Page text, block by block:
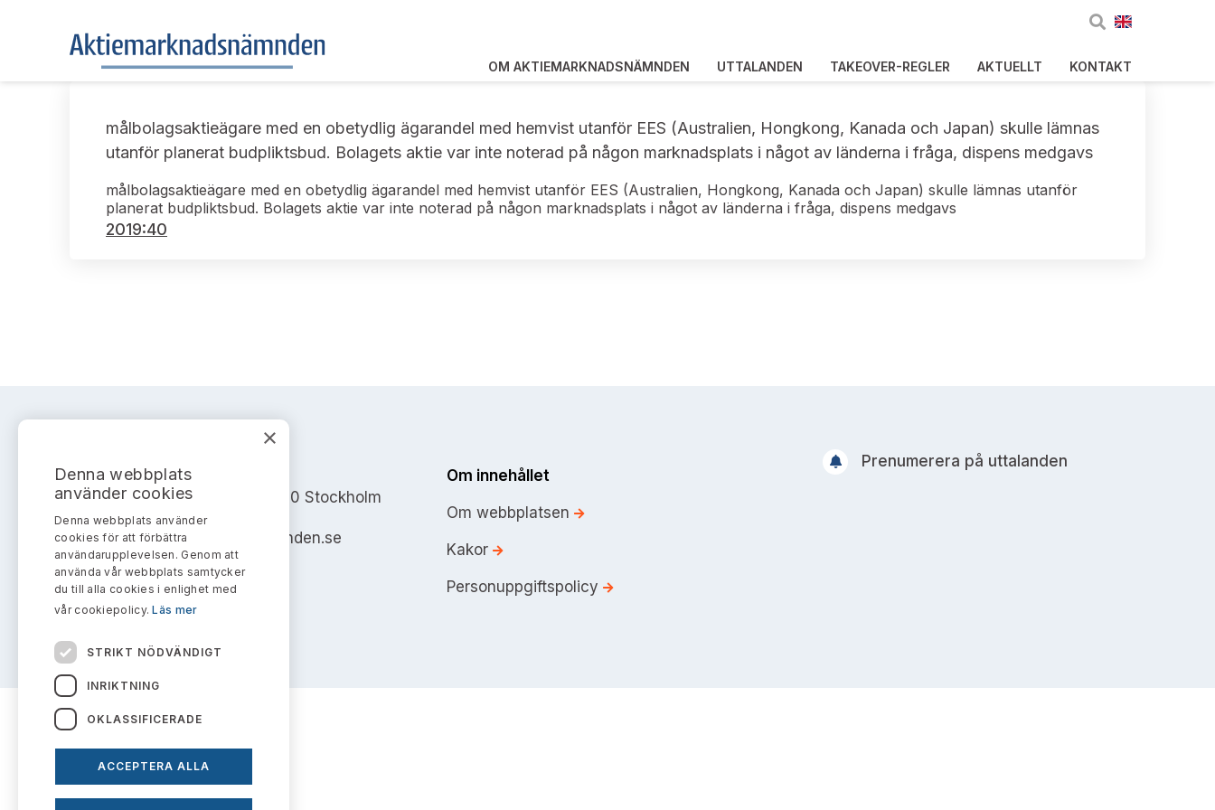
OM AKTIEMARKNADSNÄMNDEN UTTALANDEN TAKEOVER-REGLER AKTUELLT KONTAKT
målbolagsaktieägare med en obetydlig ägarandel med hemvist utanför EES (Australien, Hongkong, Kanada och Japan) skulle lämnas
utanför planerat budpliktsbud. Bolagets aktie var inte noterad på någon marknadsplats i något av länderna i fråga, dispens medgavs
målbolagsaktieägare med en obetydlig ägarandel med hemvist utanför EES (Australien, Hongkong, Kanada och Japan) skulle lämnas utanför
planerat budpliktsbud. Bolagets aktie var inte noterad på någon marknadsplats i något av länderna i fråga, dispens medgavs
2019:40
Address: Box 7354, 103 90 Stockholm
info@aktiemarknadsnamnden.se
Om innehållet
Om webbplatsen
Kakor
Personuppgiftspolicy
Prenumerera på uttalanden
×
Denna webbplats
använder cookies
Denna webbplats använder
cookies för att förbättra
användarupplevelsen. Genom att
använda vår webbplats samtycker
du till alla cookies i enlighet med
vår cookiepolicy.Läs mer
STRIKT NÖDVÄNDIGT
INRIKTNING
OKLASSIFICERADE
ACCEPTERA ALLA